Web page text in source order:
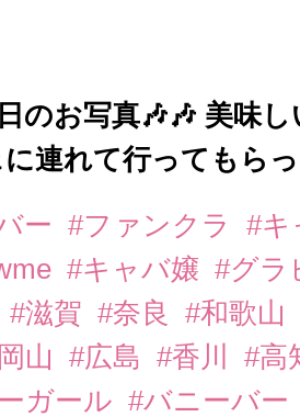
のお写真🎶🎶 美味
連れて行ってもら
ー #ファンクラ
#
#キャバ嬢 #グ
#滋賀 #奈良
#和歌山
山 #広島 #香川
#高
ガール #バニーバー